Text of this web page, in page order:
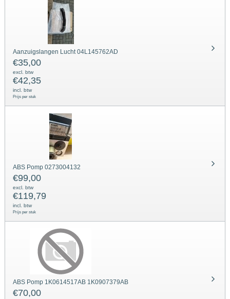
Aanzuigslangen Lucht 04L145762AD
€35,00
excl. btw
€42,35
incl. btw
Prijs per stuk
ABS Pomp 0273004132
€99,00
excl. btw
€119,79
incl. btw
Prijs per stuk
ABS Pomp 1K0614517AB 1K0907379AB
€70,00